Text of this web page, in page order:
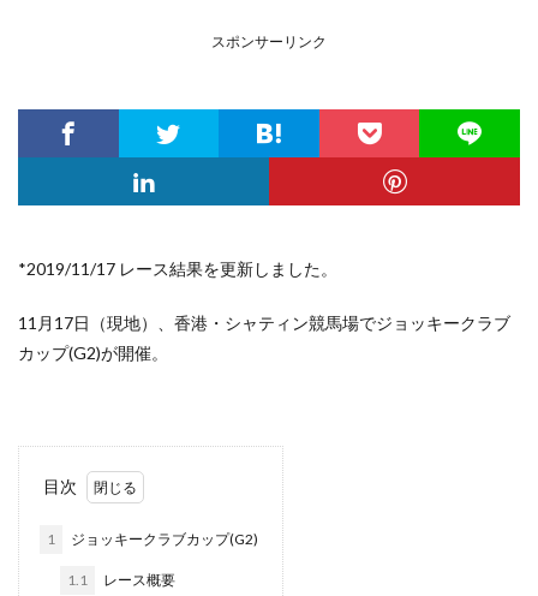
スポンサーリンク
*2019/11/17 レース結果を更新しました。
11月17日（現地）、香港・シャティン競馬場でジョッキークラブ
カップ(G2)が開催。
目次
1 ジョッキークラブカップ(G2)
1.1 レース概要